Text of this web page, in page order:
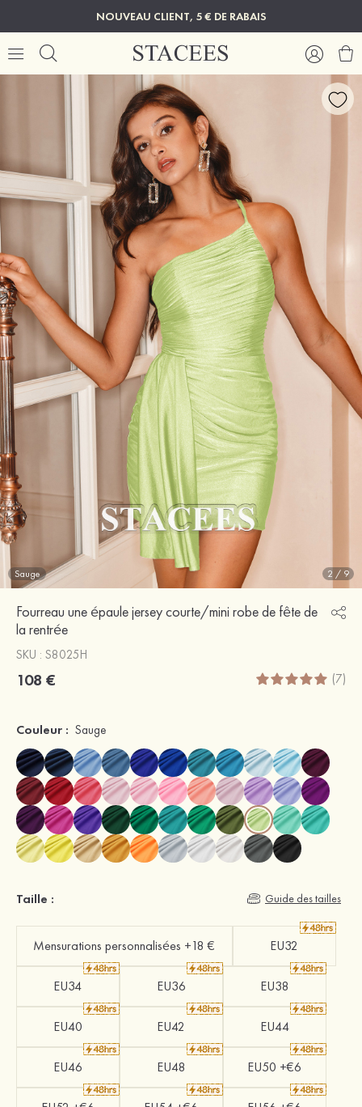
NOUVEAU CLIENT, 5 € DE RABAIS
Sauge 2 / 9
Fourreau une épaule jersey courte/mini robe de fête de
la rentrée
SKU : S8025H
108 € (7)
Couleur : Sauge
Taille : Guide des tailles
Mensurations personnalisées +18 € EU32
EU34 EU36 EU38
EU40 EU42 EU44
EU46 EU48 EU50 +€6